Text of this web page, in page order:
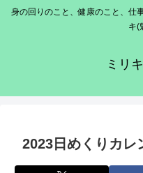
身の回りのこと、健康のこと、仕
キ(
ミリ
2023日めくりカ